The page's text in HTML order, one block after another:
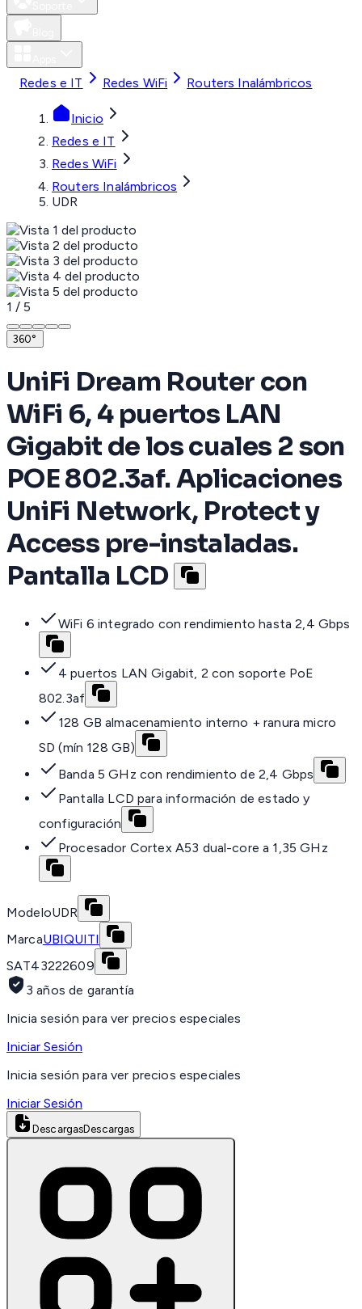
Redes e IT Redes WiFi Routers Inalámbricos
Inicio
Redes e IT
Redes WiFi
Routers Inalámbricos
UDR
1 / 5
360°
UniFi Dream Router con
WiFi 6, 4 puertos LAN
Gigabit de los cuales 2 son
POE 802.3af. Aplicaciones
UniFi Network, Protect y
Access pre-instaladas.
Pantalla LCD
WiFi 6 integrado con rendimiento hasta 2,4 Gbps
4 puertos LAN Gigabit, 2 con soporte PoE
802.3af
128 GB almacenamiento interno + ranura micro
SD (mín 128 GB)
Banda 5 GHz con rendimiento de 2,4 Gbps
Pantalla LCD para información de estado y
configuración
Procesador Cortex A53 dual-core a 1,35 GHz
ModeloUDR
MarcaUBIQUITI
SAT43222609
3 años de garantía
Inicia sesión para ver precios especiales
Iniciar Sesión
Inicia sesión para ver precios especiales
Iniciar Sesión
DescargasDescargas